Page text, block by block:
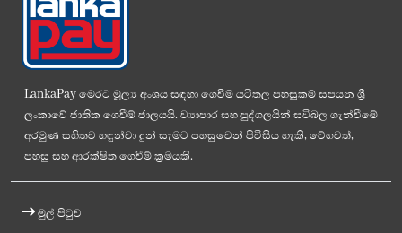
LankaPay මෙරට මූල්‍ය අංශය සඳහා ගෙවීම් යටිතල පහසුකම් සපයන ශ්‍රී
ලංකාවේ ජාතික ගෙවීම් ජාලයයි. ව්‍යාපාර සහ පුද්ගලයින් සවිබල ගැන්වීමේ
අරමුණ සහිතව හඳුන්වා දුන් සැමට පහසුවෙන් පිවිසිය හැකි, වේගවත්,
පහසු සහ ආරක්ෂිත ගෙවීම් ක්‍රමයකි.
මුල් පිටුව